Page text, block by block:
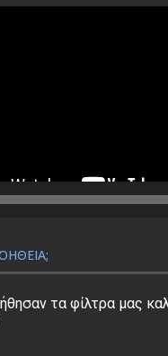
τα φίλτρα μας